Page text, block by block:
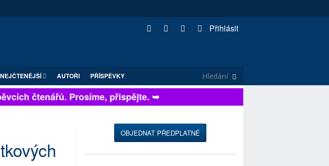
Přihlásit
NEJČTENĚJŠÍ AUTOŘI PŘÍSPĚVKY
čtenářů. Prosíme, přispějte. ➥
OBJEDNAT PŘEDPLATNÉ